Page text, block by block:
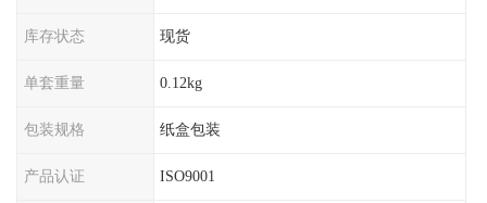
库存状态 现货
单套重量 0.12kg
包装规格 纸盒包装
产品认证 ISO9001